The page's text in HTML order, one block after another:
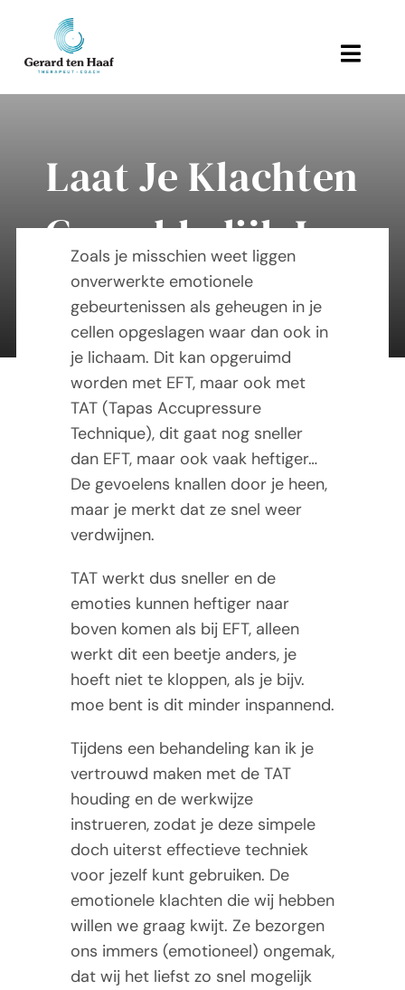
inhoud
Toggle
Behandeling en therapie
Referenties
Over Gerard
Actueel
Tarieven
Contact
Laat Je Klachten
Gemakkelijk Los
Met TAT
Zoals je misschien weet liggen
onverwerkte emotionele
gebeurtenissen als geheugen in je
cellen opgeslagen waar dan ook in
je lichaam. Dit kan opgeruimd
worden met EFT, maar ook met
TAT (Tapas Accupressure
Technique), dit gaat nog sneller
dan EFT, maar ook vaak heftiger…
De gevoelens knallen door je heen,
maar je merkt dat ze snel weer
verdwijnen.
TAT werkt dus sneller en de
emoties kunnen heftiger naar
boven komen als bij EFT, alleen
werkt dit een beetje anders, je
hoeft niet te kloppen, als je bijv.
moe bent is dit minder inspannend.
Tijdens een behandeling kan ik je
vertrouwd maken met de TAT
houding en de werkwijze
instrueren, zodat je deze simpele
doch uiterst effectieve techniek
voor jezelf kunt gebruiken. De
emotionele klachten die wij hebben
willen we graag kwijt. Ze bezorgen
ons immers (emotioneel) ongemak,
dat wij het liefst zo snel mogelijk